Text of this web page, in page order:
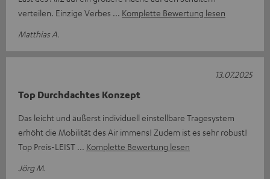
verteilen. Einzige Verbes
Komplette Bewertung lesen
Matthias A.
Top Durchdachtes Konzept
Das leicht und äußerst individuell einstellbare Tragesystem
erhöht die Mobilität des Air immens! Zudem ist es sehr robust!
Top Preis-LEIST
Komplette Bewertung lesen
Jörg M.
13.07.2025